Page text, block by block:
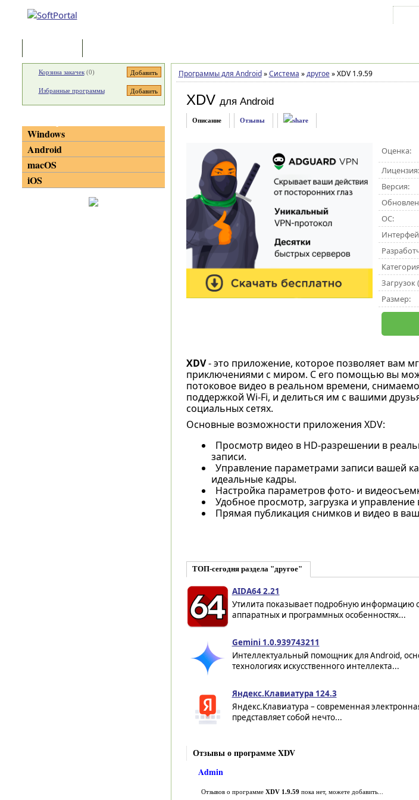
Программы для Android » Система » другое »XDV 1.9.59
XDV для Android
Описание Отзывы
Оценка:
Лицензия:
Версия:
ОС:
Загрузок
Размер:
XDV- это приложение, которое позволяет вам
приключениями с миром. С его помощью вы
потоковое видео в реальном времени,
поддержкой Wi-Fi, и делиться им с вашими
социальных сетях.
Основные возможности приложения XDV:
Просмотр видео в HD-разрешении в
записи.
Управление параметрами записи вашей
идеальные кадры.
Настройка параметров фото- и
Удобное просмотр, загрузка и
Прямая публикация снимков и видео в
ТОП-сегодня раздела "другое"
AIDA64 2.21
Утилита показывает подробную информацию
аппаратных и программных особенностях...
Gemini 1.0.939743211
Интеллектуальный помощник для Android,
технологиях искусственного интеллекта...
Яндекс.Клавиатура 124.3
Яндекс.Клавиатура – современная
представляет собой нечто...
Отзывы о программе XDV
Admin
Отзывов о программе XDV 1.9.59 пока нет, можете добавить...
Корзина закачек(0)
Избранные программы
Windows
Android
macOS
iOS